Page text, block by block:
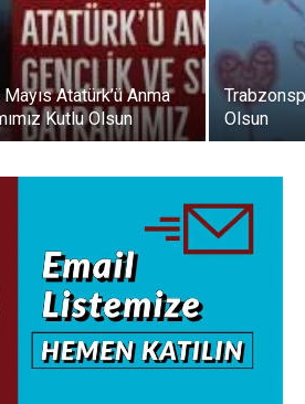
Atatürk’ü Anma
Kutlu Olsun
Olsun